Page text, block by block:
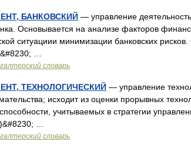
БАНКОВСКИЙ — управление
Основывается на анализе факторов
ситуациии минимизации банковских
…
словарь
ТЕХНОЛОГИЧЕСКИЙ — управление
исходит из оценки прорывных
учитываемых в стратегии
…
словарь